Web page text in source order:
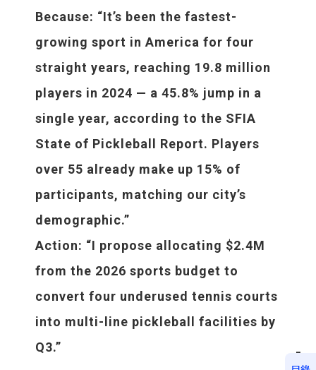
Because: “It’s been the fastest-
growing sport in America for four
straight years, reaching 19.8 million
players in 2024 — a 45.8% jump in a
single year, according to the SFIA
State of Pickleball Report. Players
over 55 already make up 15% of
participants, matching our city’s
demographic.”
Action: “I propose allocating $2.4M
from the 2026 sports budget to
convert four underused tennis courts
into multi-line pickleball facilities by
Q3.”